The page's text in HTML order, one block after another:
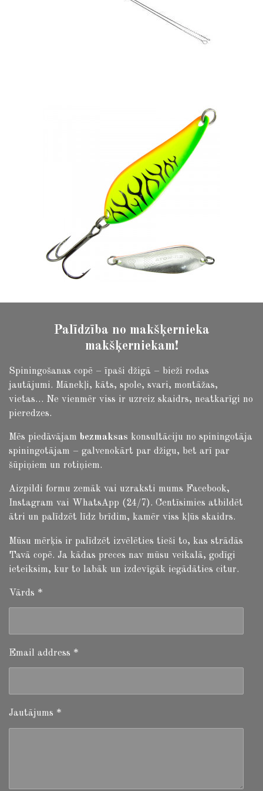
Palīdzība no makšķernieka
makšķerniekam!
Spiningošanas copē – īpaši džigā – bieži rodas
jautājumi. Mānekļi, kāts, spole, svari, montāžas,
vietas… Ne vienmēr viss ir uzreiz skaidrs, neatkarīgi no
pieredzes.
Mēs piedāvājam bezmaksas konsultāciju no spiningotāja
spiningotājam – galvenokārt par džigu, bet arī par
šūpiņiem un rotiņiem.
Aizpildi formu zemāk vai uzraksti mums Facebook,
Instagram vai WhatsApp (24/7). Centīsimies atbildēt
ātri un palīdzēt līdz brīdim, kamēr viss kļūs skaidrs.
Mūsu mērķis ir palīdzēt izvēlēties tieši to, kas strādās
Tavā copē. Ja kādas preces nav mūsu veikalā, godīgi
ieteiksim, kur to labāk un izdevīgāk iegādāties citur.
Vārds *
Email address *
Jautājums *